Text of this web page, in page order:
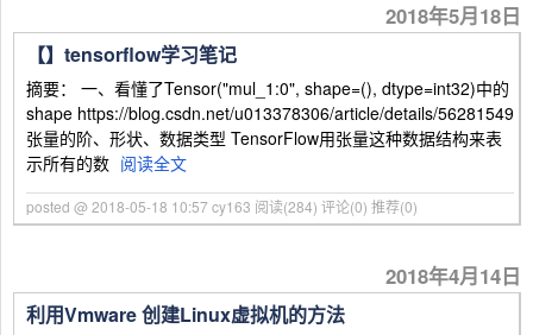
2018年5月18日
【】tensorflow学习笔记
摘要： 一、看懂了Tensor("mul_1:0", shape=(), dtype=int32)中的
shape https://blog.csdn.net/u013378306/article/details/56281549
张量的阶、形状、数据类型 TensorFlow用张量这种数据结构来表
示所有的数 阅读全文
posted @ 2018-05-18 10:57 cy163 阅读(284) 评论(0) 推荐(0)
2018年4月14日
利用Vmware 创建Linux虚拟机的方法